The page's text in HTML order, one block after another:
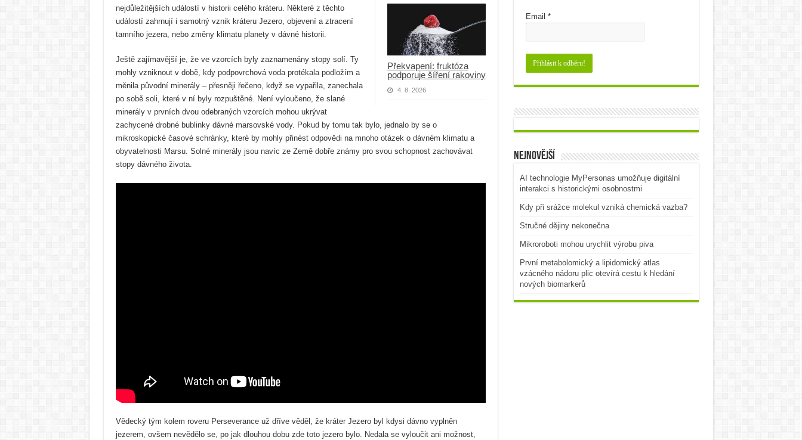
Překvapení: fruktóza
podporuje šíření rakoviny
4. 8. 2026
nejdůležitějších událostí v historii celého kráteru. Některé z těchto
událostí zahrnují i samotný vznik kráteru Jezero, objevení a ztracení
tamního jezera, nebo změny klimatu planety v dávné historii.
Ještě zajímavější je, že ve vzorcích byly zaznamenány stopy solí. Ty
mohly vzniknout v době, kdy podpovrchová voda protékala podložím a
měnila původní minerály – přesněji řečeno, když se vypařila, zanechala
po sobě soli, které v ní byly rozpuštěné. Není vyloučeno, že slané
minerály v prvních dvou odebraných vzorcích mohou ukrývat
zachycené drobné bublinky dávné marsovské vody. Pokud by tomu tak bylo, jednalo by se o
mikroskopické časové schránky, které by mohly přinést odpovědi na mnoho otázek o dávném klimatu a
obyvatelnosti Marsu. Solné minerály jsou navíc ze Země dobře známy pro svou schopnost zachovávat
stopy dávného života.
Vědecký tým kolem roveru Perseverance už dříve věděl, že kráter Jezero byl kdysi dávno vyplněn
jezerem, ovšem nevědělo se, po jak dlouhou dobu zde toto jezero bylo. Nedala se vyloučit ani možnost,
Email *
Nejnovější
AI technologie MyPersonas umožňuje digitální
interakci s historickými osobnostmi
Kdy při srážce molekul vzniká chemická vazba?
Stručné dějiny nekonečna
Mikroroboti mohou urychlit výrobu piva
První metabolomický a lipidomický atlas
vzácného nádoru plic otevírá cestu k hledání
nových biomarkerů